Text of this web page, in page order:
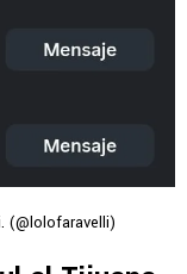
(@lolofaravelli)